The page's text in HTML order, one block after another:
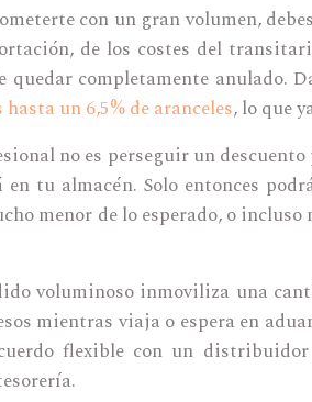
con un gran volumen,
de los costes del
quedar completamente anulado.
un 6,5% de aranceles, lo que
no es perseguir un
en tu almacén. Solo entonces
menor de lo esperado, o
voluminoso inmoviliza una
mientras viaja o espera en
flexible con un